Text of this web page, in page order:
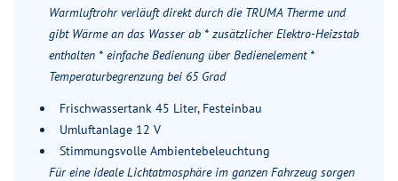
Warmluftrohr verläuft direkt durch die TRUMA Therme und
gibt Wärme an das Wasser ab * zusätzlicher Elektro-Heizstab
enthalten * einfache Bedienung über Bedienelement *
Temperaturbegrenzung bei 65 Grad
Frischwassertank 45 Liter, Festeinbau
Umluftanlage 12 V
Stimmungsvolle Ambientebeleuchtung
Für eine ideale Lichtatmosphäre im ganzen Fahrzeug sorgen